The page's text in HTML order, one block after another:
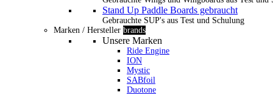
Stand Up Paddle Boards gebraucht
Gebrauchte SUP's aus Test und Schulung
Marken / Hersteller brands
Unsere Marken
Ride Engine
ION
Mystic
SABfoil
Duotone